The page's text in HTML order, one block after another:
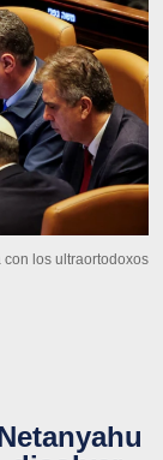
los ultraortodoxos